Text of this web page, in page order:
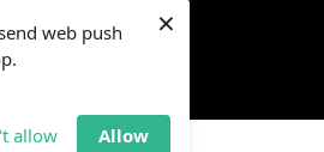
web push
allow Allow
×